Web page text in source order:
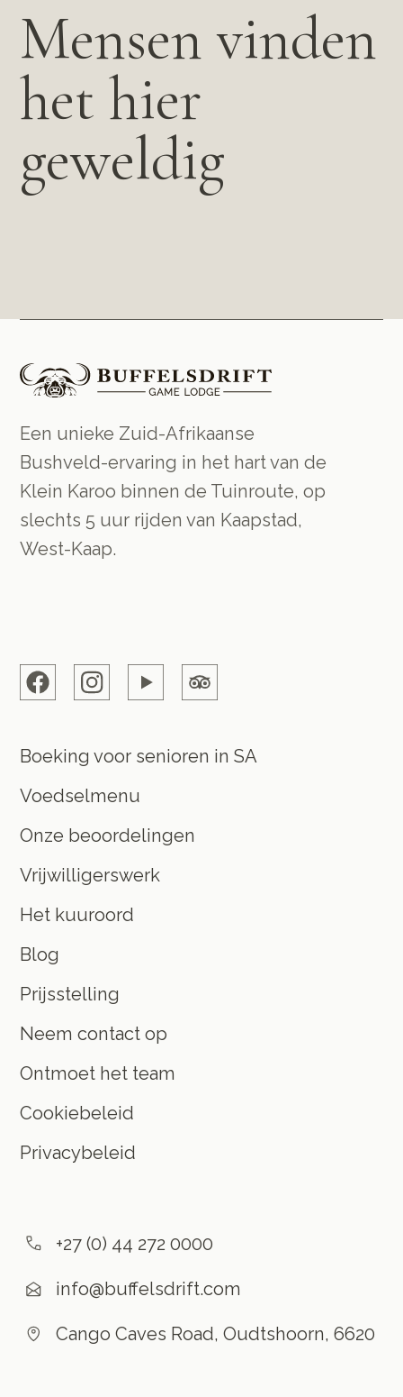
Mensen vinden
het hier
geweldig
Een unieke Zuid-Afrikaanse
Bushveld-ervaring in het hart van de
Klein Karoo binnen de Tuinroute, op
slechts 5 uur rijden van Kaapstad,
West-Kaap.
Boeking voor senioren in SA
Voedselmenu
Onze beoordelingen
Vrijwilligerswerk
Het kuuroord
Blog
Prijsstelling
Neem contact op
Ontmoet het team
Cookiebeleid
Privacybeleid
+27 (0) 44 272 0000
info@buffelsdrift.com
Cango Caves Road, Oudtshoorn, 6620